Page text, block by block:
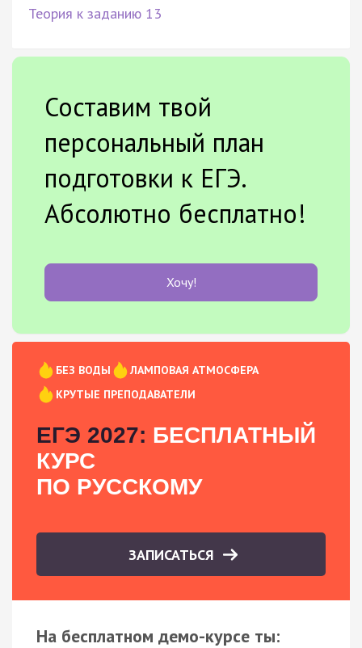
Теория к заданию 13
Составим твой
персональный план
подготовки к ЕГЭ.
Абсолютно бесплатно!
Хочу!
БЕЗ ВОДЫ
ЛАМПОВАЯ АТМОСФЕРА
КРУТЫЕ ПРЕПОДАВАТЕЛИ
ЕГЭ 2027: БЕСПЛАТНЫЙ
КУРС
ПО РУССКОМУ
ЗАПИСАТЬСЯ
На бесплатном демо-курсе ты: